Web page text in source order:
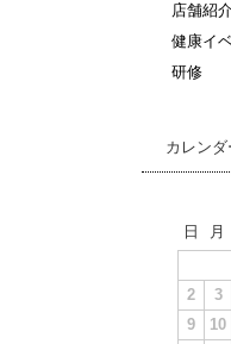
店舗紹
健康イ
研修
カレンダ
日
月
2
3
9
10